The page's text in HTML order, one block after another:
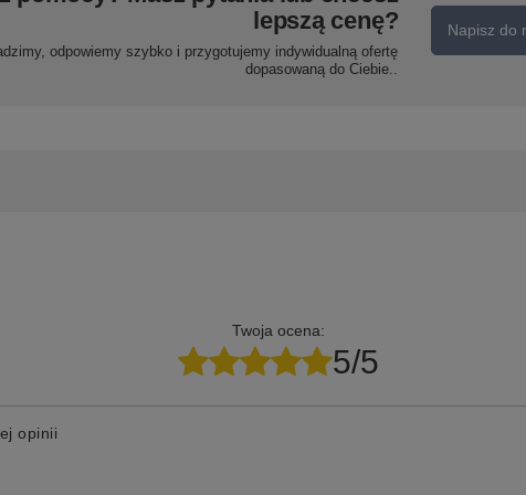
lepszą cenę?
odpowiemy szybko i przygotujemy indywidualną ofertę
dopasowaną do Ciebie..
Napisz do
Twoja ocena:
5/5
opinii